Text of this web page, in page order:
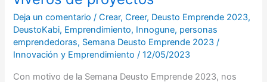
Deja un comentario /Crear,Creer, Deusto Emprende 2023,
DeustoKabi, Emprendimiento, Innogune, personas
emprendedoras, Semana Deusto Emprende 2023 /
Innovación y Emprendimiento/12/05/2023
Con motivo de la Semana Deusto Emprende 2023, nos